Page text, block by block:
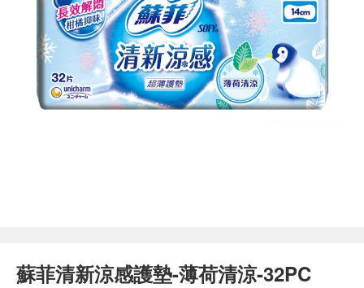
蘇菲清新涼感護墊-薄荷清涼-32PC